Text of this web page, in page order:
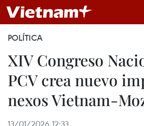
POLÍTICA
XIV Congreso
PCV crea nuevo
nexos Vietnam-